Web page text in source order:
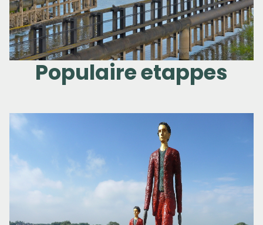
Populaire etappes